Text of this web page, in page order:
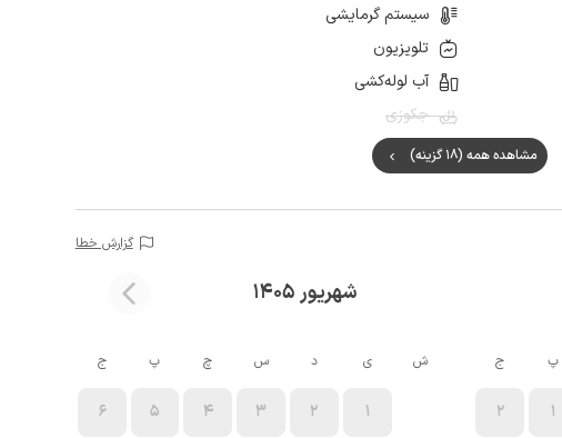
سیستم گرمایشی
تلویزیون
آب لوله‌کشی
جکوزی
مشاهده همه (18 گزینه)
گزارش خطا
شهریور 1405
پ ج
1
2
ش ی د س چ پ ج
1
2
3
4
5
6